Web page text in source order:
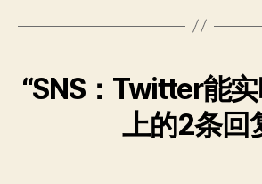
“SNS：Twitter能
上的2条回